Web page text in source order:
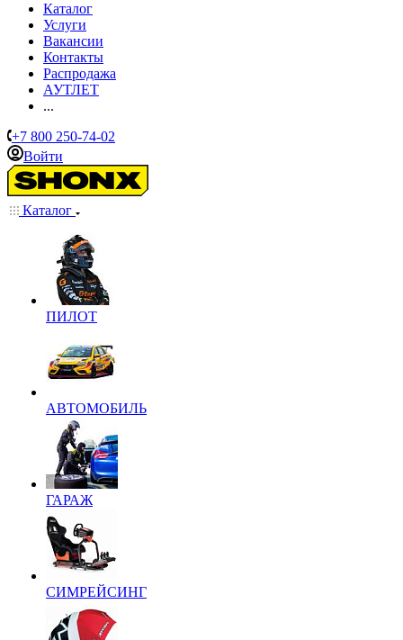
Каталог
Услуги
Вакансии
Контакты
Распродажа
АУТЛЕТ
...
+7 800 250-74-02
Войти
Каталог
ПИЛОТ
АВТОМОБИЛЬ
ГАРАЖ
СИМРЕЙСИНГ